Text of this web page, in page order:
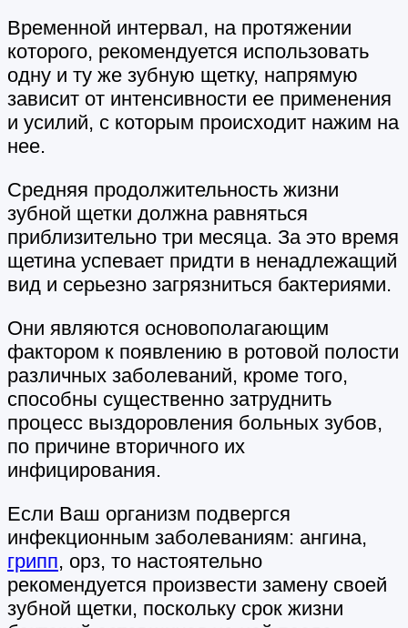
Временной интервал, на протяжении
которого, рекомендуется использовать
одну и ту же зубную щетку, напрямую
зависит от интенсивности ее применения
и усилий, с которым происходит нажим на
нее.
Средняя продолжительность жизни
зубной щетки должна равняться
приблизительно три месяца. За это время
щетина успевает придти в ненадлежащий
вид и серьезно загрязниться бактериями.
Они являются основополагающим
фактором к появлению в ротовой полости
различных заболеваний, кроме того,
способны существенно затруднить
процесс выздоровления больных зубов,
по причине вторичного их
инфицирования.
Если Ваш организм подвергся
инфекционным заболеваниям: ангина,
грипп, орз, то настоятельно
рекомендуется произвести замену своей
зубной щетки, поскольку срок жизни